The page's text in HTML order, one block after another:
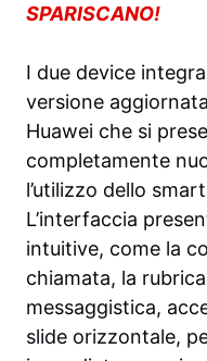
SPARISCANO!
I due device
versione
Huawei che si
completamente
l’utilizzo dello
L’interfaccia
intuitive, come la
chiamata, la
messaggistica,
slide orizzontale,